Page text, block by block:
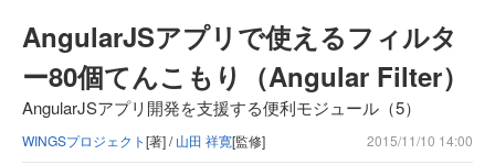
AngularJSアプリで使えるフィルタ
ー80個てんこもり（Angular Filter）
AngularJSアプリ開発を支援する便利モジュール（5）
WINGSプロジェクト[著] /山田 祥寛[監修] 2015/11/10 14:00